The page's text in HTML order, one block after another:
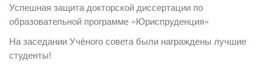
Успешная защита докторской диссертации по
образовательной программе «Юриспруденция»
На заседании Учёного совета были награждены лучшие
студенты!